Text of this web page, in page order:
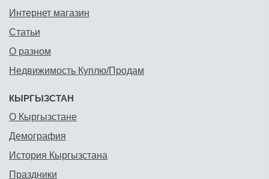
Интернет магазин
Статьи
О разном
Недвижимость Куплю/Продам
КЫРГЫЗСТАН
О Кыргызстане
Демография
История Кыргызстана
Праздники